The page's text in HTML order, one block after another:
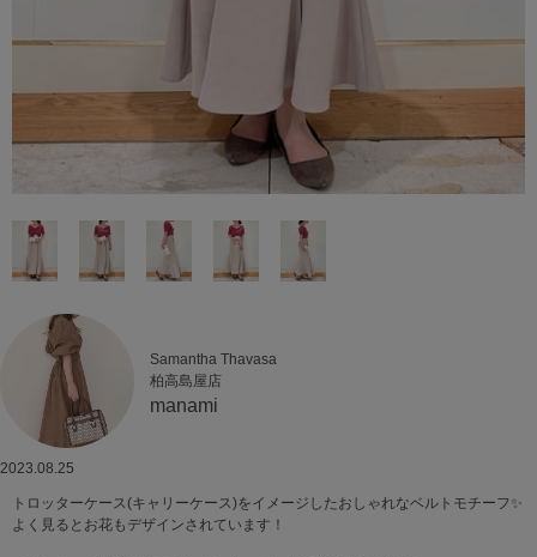
Samantha Thavasa
柏高島屋店
manami
2023.08.25
トロッターケース(キャリーケース)をイメージしたおしゃれなベルトモチーフ✨
よく見るとお花もデザインされています！